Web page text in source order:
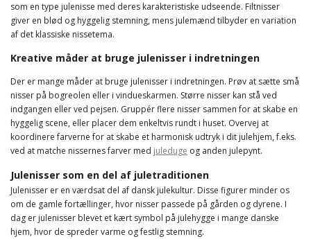
som en type julenisse med deres karakteristiske udseende. Filtnisser
giver en blød og hyggelig stemning, mens julemænd tilbyder en variation
af det klassiske nissetema.
Kreative måder at bruge julenisser i indretningen
Der er mange måder at bruge julenisser i indretningen. Prøv at sætte små
nisser på bogreolen eller i vindueskarmen. Større nisser kan stå ved
indgangen eller ved pejsen. Gruppér flere nisser sammen for at skabe en
hyggelig scene, eller placer dem enkeltvis rundt i huset. Overvej at
koordinere farverne for at skabe et harmonisk udtryk i dit julehjem, f.eks.
ved at matche nissernes farver med juleduge og anden julepynt.
Julenisser som en del af juletraditionen
Julenisser er en værdsat del af dansk julekultur. Disse figurer minder os
om de gamle fortællinger, hvor nisser passede på gården og dyrene. I
dag er julenisser blevet et kært symbol på julehygge i mange danske
hjem, hvor de spreder varme og festlig stemning.